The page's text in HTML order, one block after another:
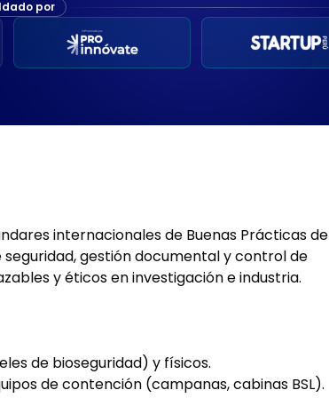
por
internacionales de Buenas Prácticas de
gestión documental y control de
y éticos en investigación e industria.
de bioseguridad) y físicos.
de contención (campanas, cabinas BSL).